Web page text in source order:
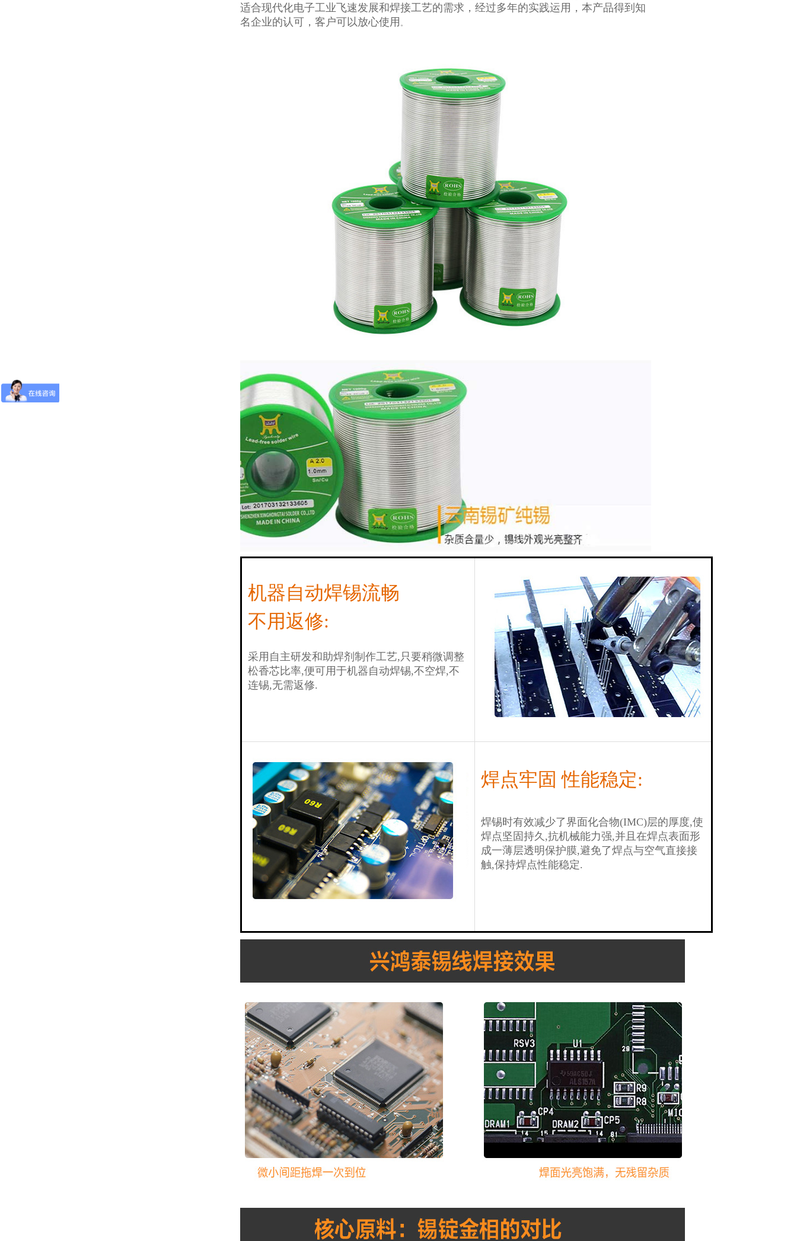
适合现代化电子工业飞速发展和焊接工艺的需求，经过多年的实践运用，本产品得到知
名企业的认可，客户可以放心使用 。
机器自动焊锡流畅
不用返修:
采用自主研发和助焊剂制作工艺,只要稍微调整
松香芯比率,便可用于机器自动焊锡,不空焊,不
连锡,无需返修.
焊点牢固 性能稳定:
焊锡时有效减少了界面化合物(IMC)层的厚度,使
焊点坚固持久,抗机械能力强,并且在焊点表面形
成一薄层透明保护膜,避免了焊点与空气直接接
触,保持焊点性能稳定.